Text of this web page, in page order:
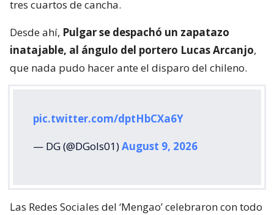
tres cuartos de cancha.
Desde ahí, Pulgar se despachó un zapatazo
inatajable, al ángulo del portero Lucas Arcanjo,
que nada pudo hacer ante el disparo del chileno.
pic.twitter.com/dptHbCXa6Y
— DG (@DGols01)August 9, 2026
Las Redes Sociales del ‘Mengao’ celebraron con todo